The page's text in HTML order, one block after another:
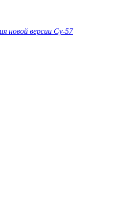
новой версии Су-57